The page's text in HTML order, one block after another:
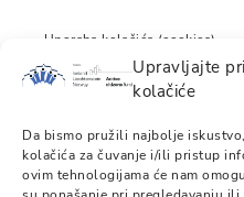
Upravljajte
kolačiće
Da bismo pružili najbolje
kolačića za čuvanje i/ili pristup
ovim tehnologijama će nam
Uporaba kolačića (cookies)
Izjava o odricanju odgovornosti